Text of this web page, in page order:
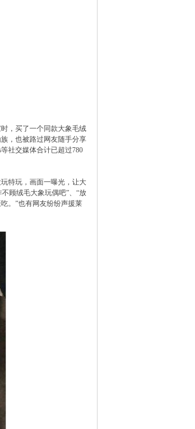
，买了一个同款大象毛绒
，也被路过网友随手分享
社交媒体合计已超过780
特玩，画面一曝光，让大
顾绒毛大象玩偶吧”、“放
。”也有网友纷纷声援莱